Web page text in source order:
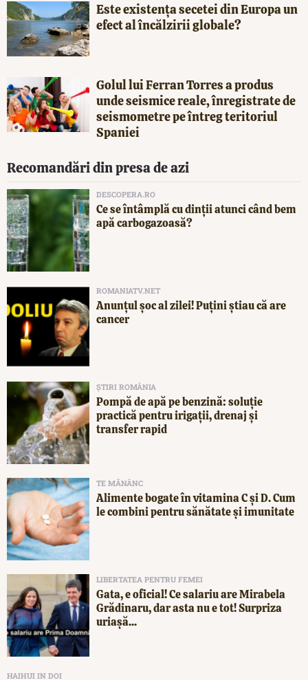
Este existența secetei din Europa un
efect al încălzirii globale?
Golul lui Ferran Torres a produs
unde seismice reale, înregistrate de
seismometre pe întreg teritoriul
Spaniei
Recomandări din presa de azi
DESCOPERA.RO
Ce se întâmplă cu dinții atunci când bem
apă carbogazoasă?
ROMANIATV.NET
Anunţul şoc al zilei! Puţini ştiau că are
cancer
ȘTIRI ROMÂNIA
Pompă de apă pe benzină: soluție
practică pentru irigații, drenaj și
transfer rapid
TE MĂNÂNC
Alimente bogate în vitamina C și D. Cum
le combini pentru sănătate și imunitate
LIBERTATEA PENTRU FEMEI
Gata, e oficial! Ce salariu are Mirabela
Grădinaru, dar asta nu e tot! Surpriza
uriașă...
HAIHUI IN DOI